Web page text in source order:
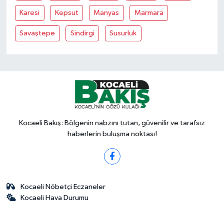
Karesi Kepsut Manyas Marmara
Savaştepe Sindirgi Susurluk
Kocaeli Bakış: Bölgenin nabzını tutan, güvenilir ve tarafsız
haberlerin buluşma noktası!
Kocaeli Nöbetçi Eczaneler
Kocaeli Hava Durumu